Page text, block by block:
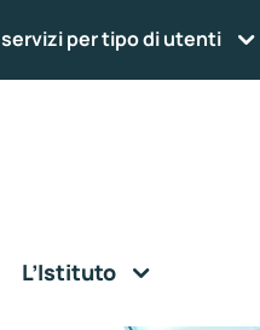
per tipo di utenti
L’Istituto